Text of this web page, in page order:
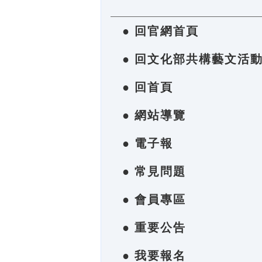
● 回官網首頁
● 回文化部共構藝文活
● 回首頁
● 網站導覽
● 電子報
● 常見問題
● 會員專區
● 重要公告
● 我要報名